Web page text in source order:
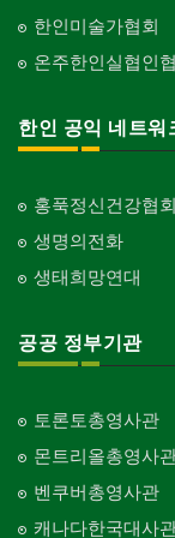
한인미술가협회
온주한인실협인
한인 공익 네트워
홍푹정신건강협회
생명의전화
생태희망연대
공공 정부기관
토론토총영사관
몬트리올총영사
벤쿠버총영사관
캐나다한국대사